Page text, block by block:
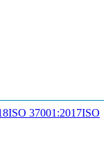
ISO 37001:2017ISO